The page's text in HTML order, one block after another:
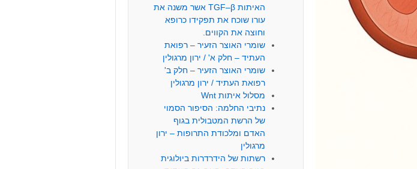
האיתות TGF–β אשר משנה את
עורו שוכח את תפקידו כרופא
וחוצה את הקווים.
שומרי האוצר הזעיר – רפואת
העתיד – חלק א' / ירון מרגולין
שומרי האוצר הזעיר – חלק ב'
רפואת העתיד / ירון מרגולין
מסלול איתות Wnt
נתיבי החלמה: הסיפור הסמוי
של הרשת המטבולית בגוף
האדם ומלכודת התרופות – ירון
מרגולין
רשתות של הידרדרות ביולוגית